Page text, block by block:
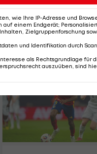
Gruppenspiel auf
wie Ihre IP-Adresse und
auf einem Endgerät;
Zielgruppenforschung
und Identifikation durch
als Rechtsgrundlage für
auszuüben, sind